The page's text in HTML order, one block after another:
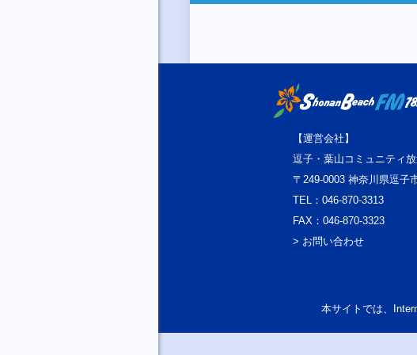
【運営会社】
逗子・葉山コミュニティ
〒249-0003 神奈川県逗子
TEL：046-870-3313
FAX：046-870-3323
> お問い合わせ
本サイトでは、